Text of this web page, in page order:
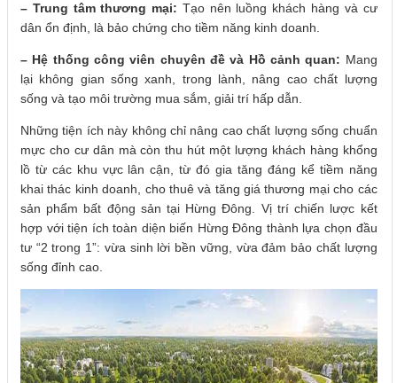
– Trung tâm thương mại: Tạo nên luồng khách hàng và cư
dân ổn định, là bảo chứng cho tiềm năng kinh doanh.
– Hệ thống công viên chuyên đề và Hồ cảnh quan: Mang
lại không gian sống xanh, trong lành, nâng cao chất lượng
sống và tạo môi trường mua sắm, giải trí hấp dẫn.
Những tiện ích này không chỉ nâng cao chất lượng sống chuẩn
mực cho cư dân mà còn thu hút một lượng khách hàng khổng
lồ từ các khu vực lân cận, từ đó gia tăng đáng kể tiềm năng
khai thác kinh doanh, cho thuê và tăng giá thương mại cho các
sản phẩm bất động sản tại Hừng Đông. Vị trí chiến lược kết
hợp với tiện ích toàn diện biến Hừng Đông thành lựa chọn đầu
tư “2 trong 1”: vừa sinh lời bền vững, vừa đảm bảo chất lượng
sống đỉnh cao.